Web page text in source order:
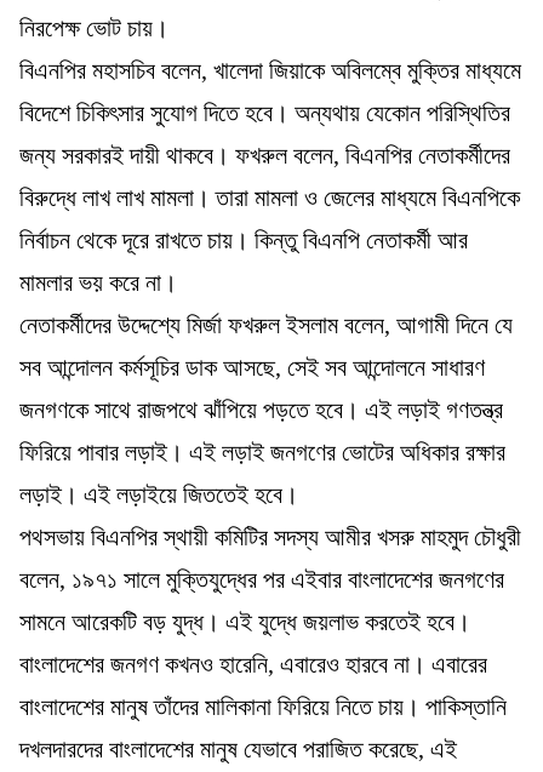
নিরপেক্ষ ভোট চায়।
বিএনপির মহাসচিব বলেন, খালেদা জিয়াকে অবিলম্বে মুক্তির মাধ্যমে
বিদেশে চিকিৎসার সুযোগ দিতে হবে। অন্যথায় যেকোন পরিস্থিতির
জন্য সরকারই দায়ী থাকবে। ফখরুল বলেন, বিএনপির নেতাকর্মীদের
বিরুদ্ধে লাখ লাখ মামলা। তারা মামলা ও জেলের মাধ্যমে বিএনপিকে
নির্বাচন থেকে দূরে রাখতে চায়। কিন্তু বিএনপি নেতাকর্মী আর
মামলার ভয় করে না।
নেতাকর্মীদের উদ্দেশ্যে মির্জা ফখরুল ইসলাম বলেন, আগামী দিনে যে
সব আন্দোলন কর্মসূচির ডাক আসছে, সেই সব আন্দোলনে সাধারণ
জনগণকে সাথে রাজপথে ঝাঁপিয়ে পড়তে হবে। এই লড়াই গণতন্ত্র
ফিরিয়ে পাবার লড়াই। এই লড়াই জনগণের ভোটের অধিকার রক্ষার
লড়াই। এই লড়াইয়ে জিততেই হবে।
পথসভায় বিএনপির স্থায়ী কমিটির সদস্য আমীর খসরু মাহমুদ চৌধুরী
বলেন, ১৯৭১ সালে মুক্তিযুদ্ধের পর এইবার বাংলাদেশের জনগণের
সামনে আরেকটি বড় যুদ্ধ। এই যুদ্ধে জয়লাভ করতেই হবে।
বাংলাদেশের জনগণ কখনও হারেনি, এবারেও হারবে না। এবারের
বাংলাদেশের মানুষ তাঁদের মালিকানা ফিরিয়ে নিতে চায়। পাকিস্তানি
দখলদারদের বাংলাদেশের মানুষ যেভাবে পরাজিত করেছে, এই